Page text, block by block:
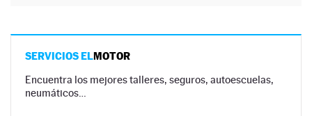
SERVICIOS ELMOTOR
Encuentra los mejores talleres, seguros, autoescuelas,
neumáticos…